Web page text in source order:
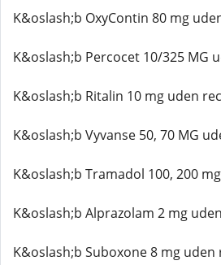
K&oslash;b OxyContin 80 mg
K&oslash;b Percocet 10/325 MG
K&oslash;b Ritalin 10 mg uden
K&oslash;b Vyvanse 50, 70 MG
K&oslash;b Tramadol 100, 200
K&oslash;b Alprazolam 2 mg
K&oslash;b Suboxone 8 mg uden